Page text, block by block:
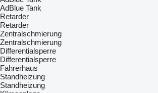
AdBlue Tank
Retarder
Retarder
Zentralschmierung
Zentralschmierung
Differentialsperre
Differentialsperre
Fahrerhaus
Standheizung
Standheizung